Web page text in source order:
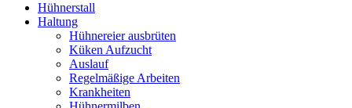
Hühnerstall
Haltung
Hühnereier ausbrüten
Küken Aufzucht
Auslauf
Regelmäßige Arbeiten
Krankheiten